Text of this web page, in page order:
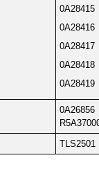
0A28415
0A28416
0A28417
0A28418
0A28419
0A26856
TLS2501